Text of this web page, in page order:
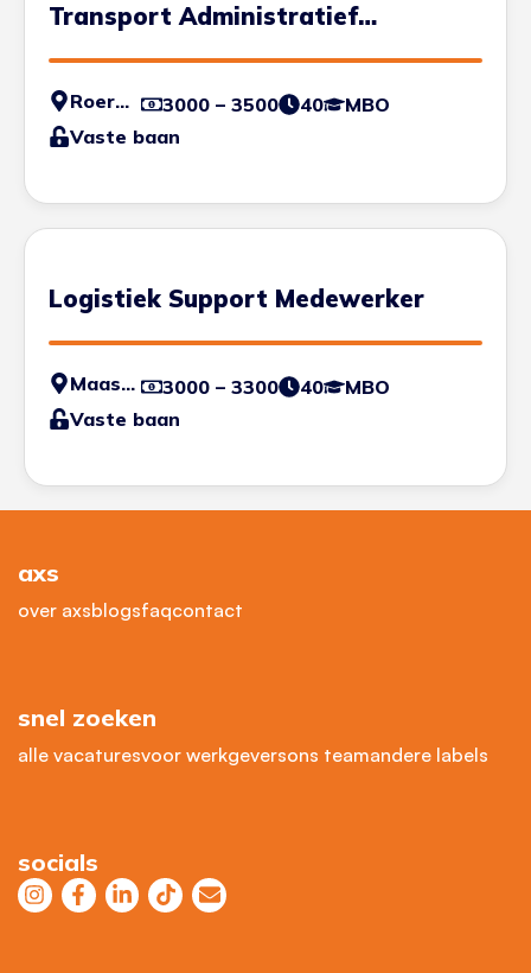
Transport Administratief
Medewerker
Roermond 3000 – 3500 40
MBO
Vaste baan
Logistiek Support Medewerker
Maastricht 3000 – 3300 40
MBO
Vaste baan
axs
over axsblogsfaqcontact
snel zoeken
alle vacaturesvoor werkgeversons teamandere labels
socials